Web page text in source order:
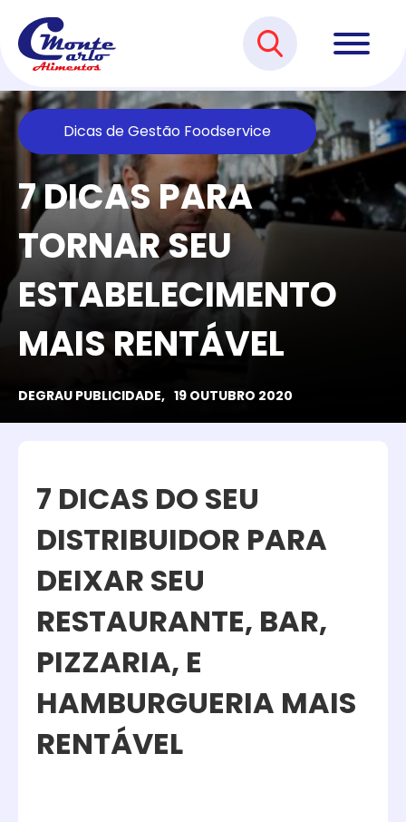
Dicas de Gestão Foodservice
7 DICAS PARA
TORNAR SEU
ESTABELECIMENTO
MAIS RENTÁVEL
DEGRAU PUBLICIDADE, 19 OUTUBRO 2020
7 DICAS DO SEU
DISTRIBUIDOR PARA
DEIXAR SEU
RESTAURANTE, BAR,
PIZZARIA, E
HAMBURGUERIA MAIS
RENTÁVEL